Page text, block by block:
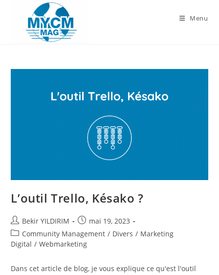
Menu
L’outil Trello, Késako ?
Auteur/autrice
de
la
publication :
Bekir YILDIRIM
Publication
publiée :
mai 19, 2023
Post
category:
Community Management / Divers / Marketing
Digital / Webmarketing
Dans cet article de blog, je vous explique ce qu'est l'outil